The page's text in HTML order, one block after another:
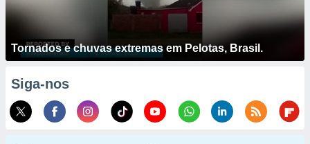
Tornados e chuvas extremas em Pelotas, Brasil.
Siga-nos